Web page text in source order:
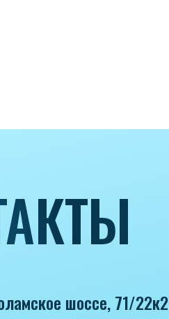
шоссе, 71/22к2